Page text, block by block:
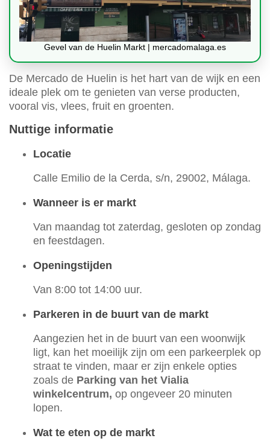
Gevel van de Huelin Markt | mercadomalaga.es
De Mercado de Huelin is het hart van de wijk en een
ideale plek om te genieten van verse producten,
vooral vis, vlees, fruit en groenten.
Nuttige informatie
Locatie
Calle Emilio de la Cerda, s/n, 29002, Málaga.
Wanneer is er markt
Van maandag tot zaterdag, gesloten op zondag
en feestdagen.
Openingstijden
Van 8:00 tot 14:00 uur.
Parkeren in de buurt van de markt
Aangezien het in de buurt van een woonwijk
ligt, kan het moeilijk zijn om een parkeerplek op
straat te vinden, maar er zijn enkele opties
zoals de Parking van het Vialia
winkelcentrum, op ongeveer 20 minuten
lopen.
Wat te eten op de markt